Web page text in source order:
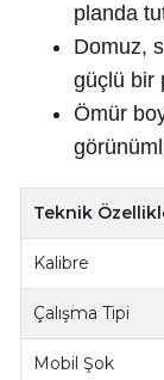
planda
Domuz,
güçlü bir
Ömür
Teknik
Kalibre
Çalışma Tipi
Mobil Şok